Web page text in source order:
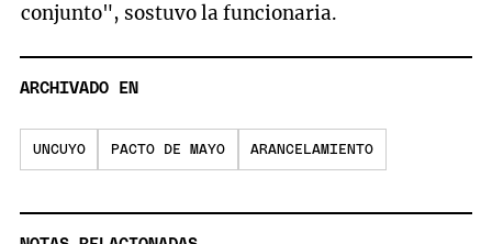
conjunto", sostuvo la funcionaria.
ARCHIVADO EN
UNCUYO PACTO DE MAYO ARANCELAMIENTO